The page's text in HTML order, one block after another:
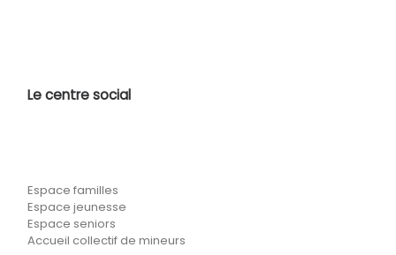
Le centre social
Espace familles
Espace jeunesse
Espace seniors
Accueil collectif de mineurs